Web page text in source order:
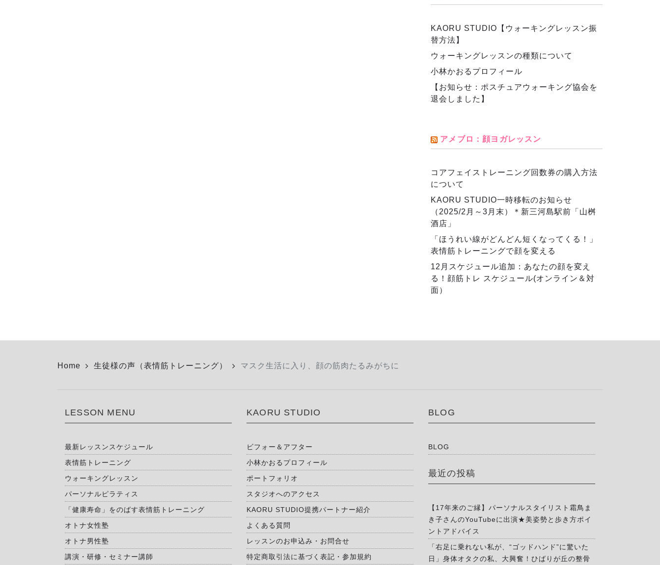
KAORU STUDIO【ウォーキングレッスン振
替方法】
ウォーキングレッスンの種類について
小林かおるプロフィール
【お知らせ：ポスチュアウォーキング協会を
退会しました】
アメブロ：顔ヨガレッスン
コアフェイストレーニング回数券の購入方法
について
KAORU STUDIO一時移転のお知らせ
（2025/2月～3月末）＊新三河島駅前「山桝
酒店」
「ほうれい線がどんどん短くなってくる！」
表情筋トレーニングで顔を変える
12月スケジュール追加：あなたの顔を変え
る！顔筋トレ スケジュール(オンライン＆対
面）
Home 生徒様の声（表情筋トレーニング） マスク生活に入り、顔の筋肉たるみがちに
LESSON MENU
最新レッスンスケジュール
表情筋トレーニング
ウォーキングレッスン
パーソナルピラティス
「健康寿命」をのばす表情筋トレーニング
オトナ女性塾
オトナ男性塾
講演・研修・セミナー講師
KAORU STUDIO
ビフォー＆アフター
小林かおるプロフィール
ポートフォリオ
スタジオへのアクセス
KAORU STUDIO提携パートナー紹介
よくある質問
レッスンのお申込み・お問合せ
特定商取引法に基づく表記・参加規約
BLOG
BLOG
最近の投稿
【17年来のご縁】パーソナルスタイリスト霜鳥ま
き子さんのYouTubeに出演★美姿勢と歩き方ポイ
ントアドバイス
「右足に乗れない私が、“ゴッドハンド”に驚いた
日」身体オタクの私、大興奮！ひばりが丘の整骨